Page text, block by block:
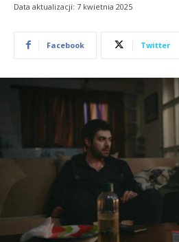
Data aktualizacji: 7 kwietnia 2025
Facebook Twitter